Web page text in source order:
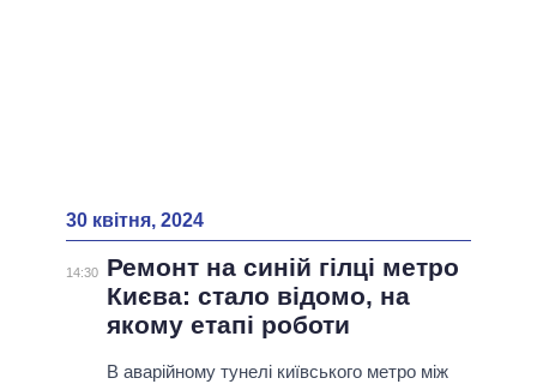
30 квітня, 2024
14:30
Ремонт на синій гілці метро
Києва: стало відомо, на
якому етапі роботи
В аварійному тунелі київського метро між